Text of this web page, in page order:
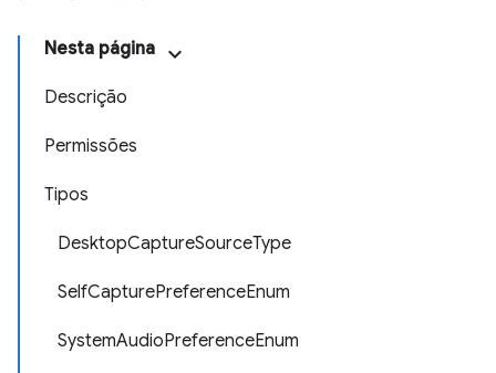
Nesta página
Descrição
Permissões
Tipos
DesktopCaptureSourceType
SelfCapturePreferenceEnum
SystemAudioPreferenceEnum